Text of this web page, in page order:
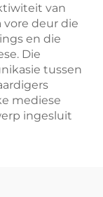
van
deur die
en die
Die
tussen
mediese
ingesluit